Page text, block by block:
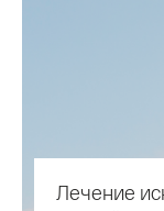
Лечение